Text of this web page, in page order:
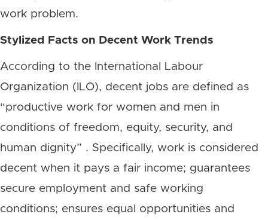
work problem.
Stylized Facts on Decent Work Trends
According to the International Labour
Organization (ILO), decent jobs are defined as
“productive work for women and men in
conditions of freedom, equity, security, and
human dignity” . Specifically, work is considered
decent when it pays a fair income; guarantees
secure employment and safe working
conditions; ensures equal opportunities and